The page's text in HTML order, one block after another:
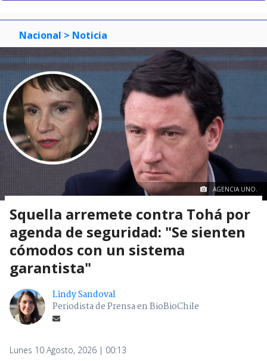
Nacional > Noticia
AGENCIA UNO.
Squella arremete contra Tohá por
agenda de seguridad: "Se sienten
cómodos con un sistema
garantista"
Lindy Sandoval
Periodista de Prensa en BioBioChile
Lunes 10 Agosto, 2026 | 00:13